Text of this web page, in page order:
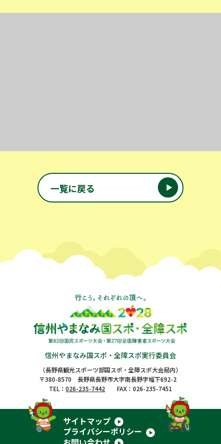
投稿ナビゲーション
一覧に戻る
信州やまなみ国スポ・全障スポ実行委員会
（長野県観光スポーツ部国スポ・全障スポ大会局内）
〒380-8570 長野県長野市大字南長野字幅下692-2
TEL： 026-235-7442 FAX：026-235-7451
サイトマップ
プライバシーポリシー